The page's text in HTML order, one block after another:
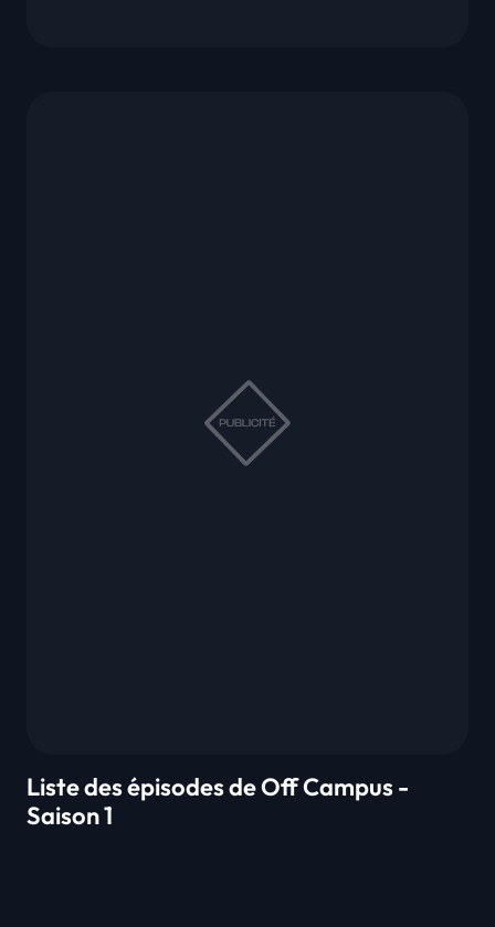
Liste des épisodes de Off Campus -
Saison 1